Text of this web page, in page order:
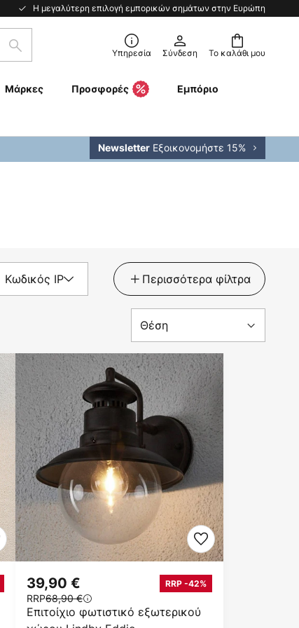
Η μεγαλύτερη επιλογή εμπορικών σημάτων στην Ευρώπη
Το καλάθι μου
Αναζήτηση Υπηρεσία Σύνδεση
Μάρκες Προσφορές Εμπόριο
Newsletter Εξοικονομήστε 15%
Κωδικός IP Περισσότερα φίλτρα
Επιτοίχιο φωτιστικό εξωτερικού
39,90 € RRP -42%
RRP68,90 €